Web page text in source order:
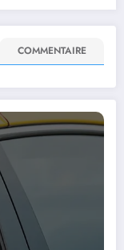
COMMENTAIRE